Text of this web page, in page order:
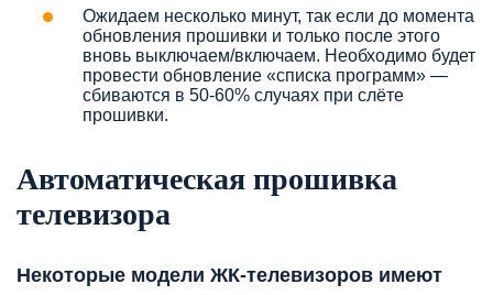
Ожидаем несколько минут, так если до момента
обновления прошивки и только после этого
вновь выключаем/включаем. Необходимо будет
провести обновление «списка программ» —
сбиваются в 50-60% случаях при слёте
прошивки.
Автоматическая прошивка
телевизора
Некоторые модели ЖК-телевизоров имеют